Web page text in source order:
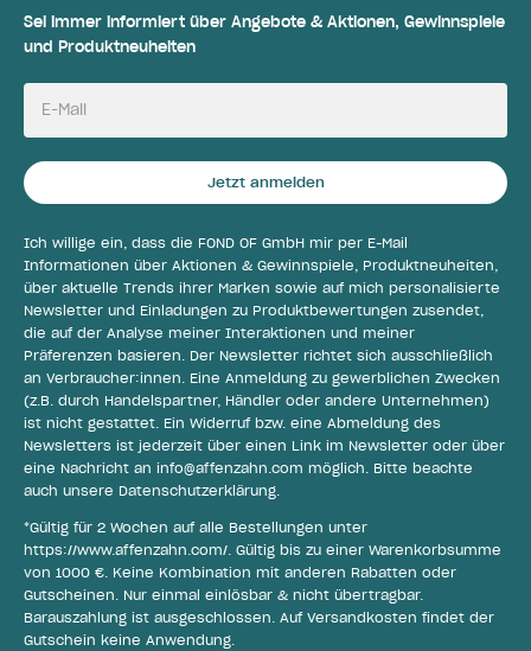
Sei immer informiert über Angebote & Aktionen, Gewinnspiele
und Produktneuheiten
E-Mail
Jetzt anmelden
Ich willige ein, dass die FOND OF GmbH mir per E-Mail
Informationen über Aktionen & Gewinnspiele, Produktneuheiten,
über aktuelle Trends ihrer Marken sowie auf mich personalisierte
Newsletter und Einladungen zu Produktbewertungen zusendet,
die auf der Analyse meiner Interaktionen und meiner
Präferenzen basieren. Der Newsletter richtet sich ausschließlich
an Verbraucher:innen. Eine Anmeldung zu gewerblichen Zwecken
(z.B. durch Handelspartner, Händler oder andere Unternehmen)
ist nicht gestattet. Ein Widerruf bzw. eine Abmeldung des
Newsletters ist jederzeit über einen Link im Newsletter oder über
eine Nachricht an info@affenzahn.com möglich. Bitte beachte
auch unsere Datenschutzerklärung.
*Gültig für 2 Wochen auf alle Bestellungen unter
https://www.affenzahn.com/. Gültig bis zu einer Warenkorbsumme
von 1000 €. Keine Kombination mit anderen Rabatten oder
Gutscheinen. Nur einmal einlösbar & nicht übertragbar.
Barauszahlung ist ausgeschlossen. Auf Versandkosten findet der
Gutschein keine Anwendung.